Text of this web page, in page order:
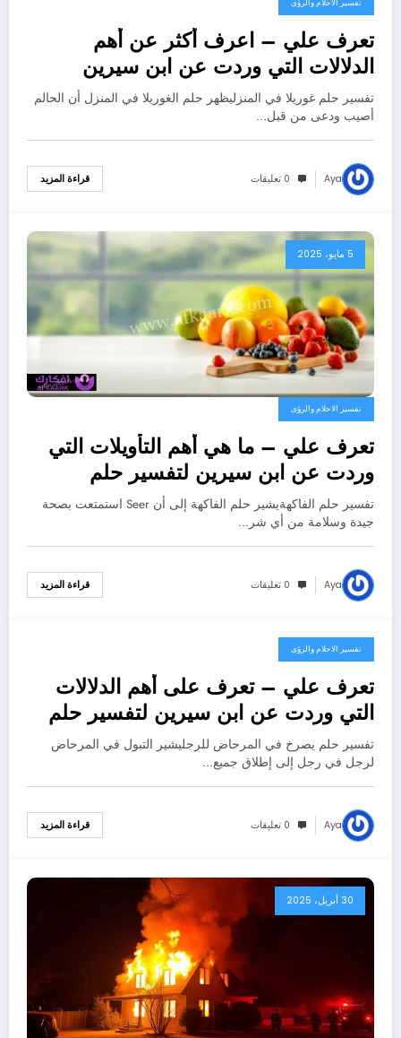
تفسير الاحلام والرؤى
تعرف علي – اعرف أكثر عن أهم
الدلالات التي وردت عن ابن سيرين
لتفسير حلم الغوريلا في البيت –
بالتفصيل
تفسير حلم غوريلا في المنزليظهر حلم الغوريلا في المنزل أن الحالم
أصيب ودعى من قبل…
Aya 0 تعليقات قراءة المزيد
5 مايو، 2025
تفسير الاحلام والرؤى
تعرف علي – ما هي أهم التأويلات التي
وردت عن ابن سيرين لتفسير حلم
الفاكهه؟ – بالتفصيل
تفسير حلم الفاكهةيشير حلم الفاكهة إلى أن Seer استمتعت بصحة
جيدة وسلامة من أي شر…
Aya 0 تعليقات قراءة المزيد
3 مايو، 2025
تفسير الاحلام والرؤى
تعرف علي – تعرف على أهم الدلالات
التي وردت عن ابن سيرين لتفسير حلم
التبول في المرحاض للرجل – بالتفصيل
تفسير حلم يصرخ في المرحاض للرجليشير التبول في المرحاض
لرجل في رجل إلى إطلاق جميع…
Aya 0 تعليقات قراءة المزيد
30 أبريل، 2025